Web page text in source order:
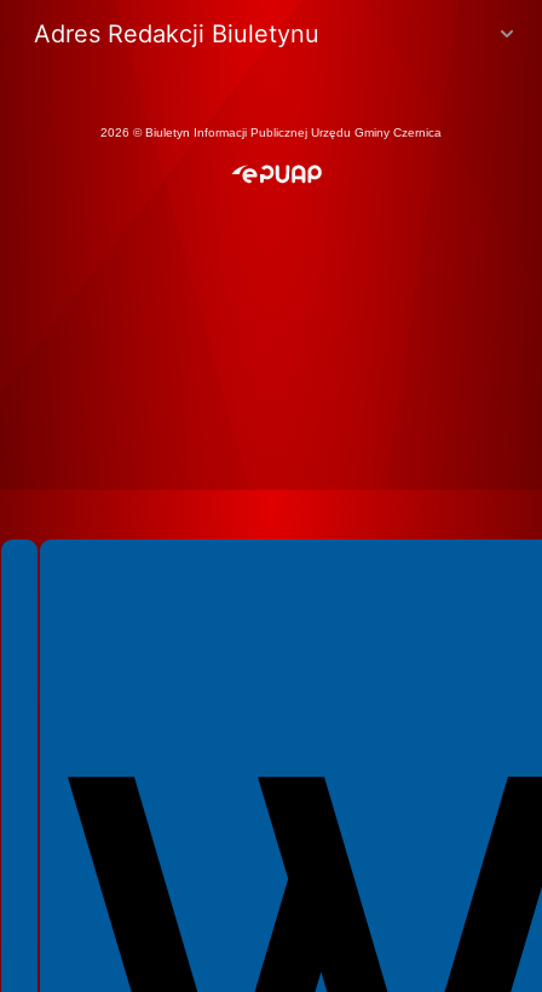
Adres Redakcji Biuletynu
2026 © Biuletyn Informacji Publicznej Urzędu Gminy Czernica
Spełniamy standardy WCAG 2.2
Spełniamy standardy W3C